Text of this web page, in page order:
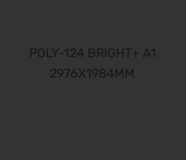
POLY-124 BRIGHT+ A1
2976X1984MM